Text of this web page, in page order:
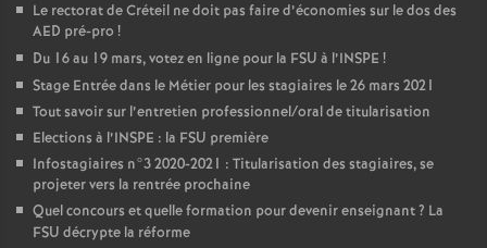
Le rectorat de Créteil ne doit pas faire d’économies sur le dos des
AED pré-pro !
Du 16 au 19 mars, votez en ligne pour la FSU à l’INSPE !
Stage Entrée dans le Métier pour les stagiaires le 26 mars 2021
Tout savoir sur l’entretien professionnel/oral de titularisation
Elections à l’INSPE : la FSU première
Infostagiaires n°3 2020-2021 : Titularisation des stagiaires, se
projeter vers la rentrée prochaine
Quel concours et quelle formation pour devenir enseignant? La
FSU décrypte la réforme